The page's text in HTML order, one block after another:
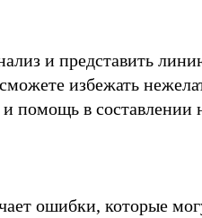
и представить
избежать
в составлении
ошибки, которые